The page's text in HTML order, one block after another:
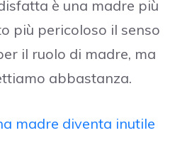
è una madre più
più pericoloso il senso
il ruolo di madre, ma
abbastanza.
madre diventa inutile